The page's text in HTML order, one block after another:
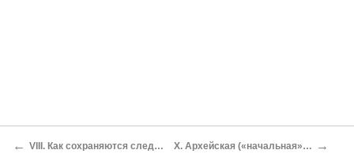
← VIII. Как сохраняются следы древних организмов X. Архейская («начальная») эра в развитии жизни →